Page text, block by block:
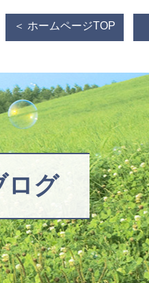
＜ ホームページTOP
ログ